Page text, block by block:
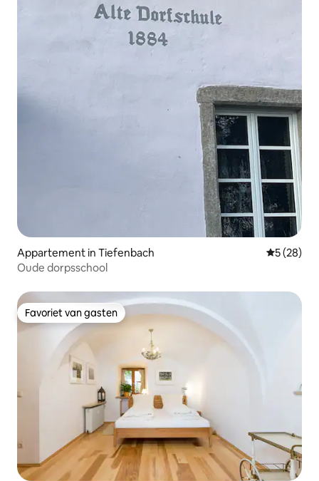
Appartement in Tiefenbach
5 (28)
Oude dorpsschool
Favoriet van gasten
Favoriet van gasten